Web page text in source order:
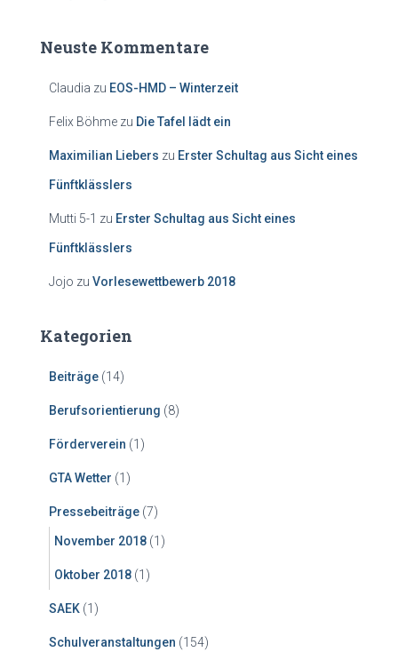
Neuste Kommentare
Claudia zu EOS-HMD – Winterzeit
Felix Böhme zu Die Tafel lädt ein
Maximilian Liebers zu Erster Schultag aus Sicht eines
Fünftklässlers
Mutti 5-1 zu Erster Schultag aus Sicht eines
Fünftklässlers
Jojo zu Vorlesewettbewerb 2018
Kategorien
Beiträge (14)
Berufsorientierung (8)
Förderverein (1)
GTA Wetter (1)
Pressebeiträge (7)
November 2018 (1)
Oktober 2018 (1)
SAEK (1)
Schulveranstaltungen (154)